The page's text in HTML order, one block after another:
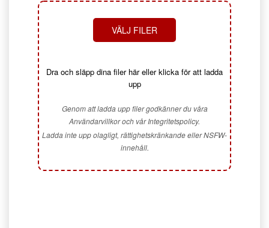
VÄLJ FILER
Dra och släpp dina filer här eller klicka för att ladda
upp
Genom att ladda upp filer godkänner du våra
Användarvillkor och vår Integritetspolicy.
Ladda inte upp olagligt, rättighetskränkande eller NSFW-
innehåll.